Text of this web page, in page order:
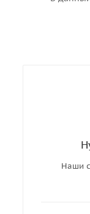
Наши